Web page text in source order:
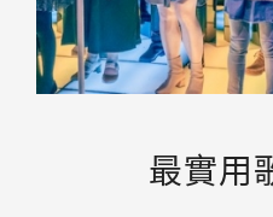
最實用